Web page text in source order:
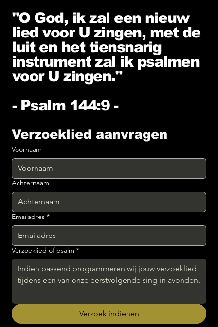
"O God, ik zal een nieuw
lied voor U zingen, met de
luit en het tiensnarig
instrument zal ik psalmen
voor U zingen."
- Psalm 144:9 -
Verzoeklied aanvragen
Voornaam
Achternaam
Emailadres *
Verzoeklied of psalm *
Verzoek indienen